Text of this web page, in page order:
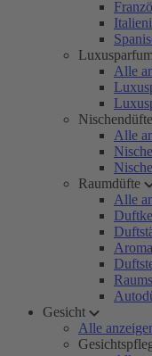
Luxusparfum
Alle
Nischendüfte
Alle
Raumdüfte
Alle
Gesicht
Alle